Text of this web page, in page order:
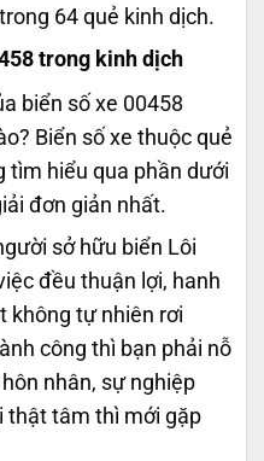
trong 64 quẻ kinh dịch.
trong kinh dịch
biển số xe 00458
Biển số xe thuộc quẻ
tìm hiểu qua phần dưới
đơn giản nhất.
sở hữu biển Lôi
đều thuận lợi, hanh
không tự nhiên rơi
công thì bạn phải nỗ
nhân, sự nghiệp
thật tâm thì mới gặp